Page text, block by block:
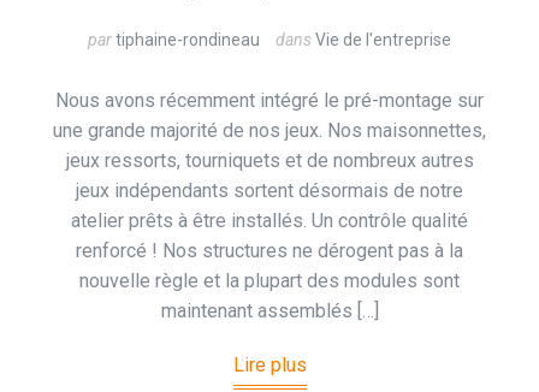
partiphaine-rondineau dans Vie de l'entreprise
Nous avons récemment intégré le pré-montage sur
une grande majorité de nos jeux. Nos maisonnettes,
jeux ressorts, tourniquets et de nombreux autres
jeux indépendants sortent désormais de notre
atelier prêts à être installés. Un contrôle qualité
renforcé ! Nos structures ne dérogent pas à la
nouvelle règle et la plupart des modules sont
maintenant assemblés […]
Lire plus